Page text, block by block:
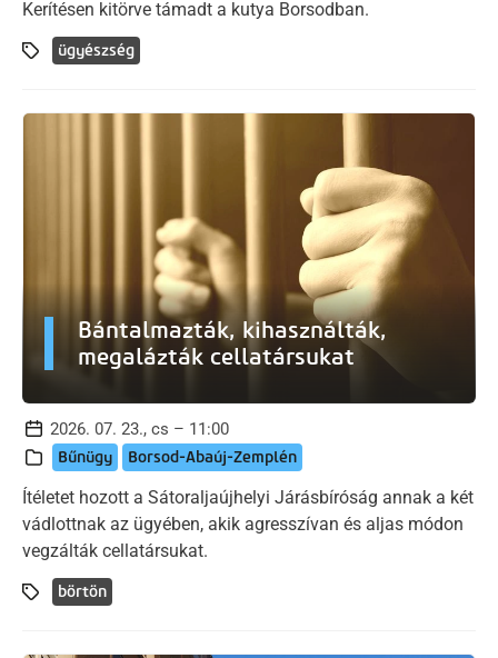
Kerítésen kitörve támadt a kutya Borsodban.
ügyészség
Bántalmazták, kihasználták,
megalázták cellatársukat
2026. 07. 23., cs – 11:00
Bűnügy Borsod-Abaúj-Zemplén
Ítéletet hozott a Sátoraljaújhelyi Járásbíróság annak a két
vádlottnak az ügyében, akik agresszívan és aljas módon
vegzálták cellatársukat.
börtön